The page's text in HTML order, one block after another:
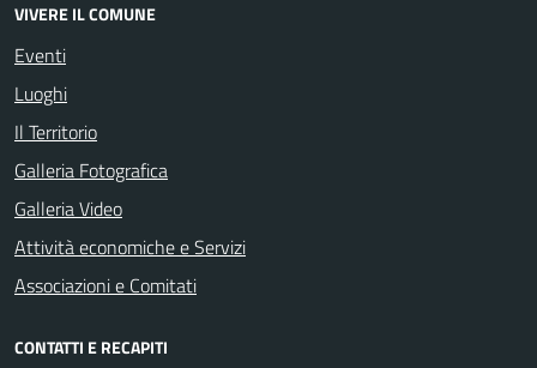
VIVERE IL COMUNE
Eventi
Luoghi
Il Territorio
Galleria Fotografica
Galleria Video
Attività economiche e Servizi
Associazioni e Comitati
CONTATTI E RECAPITI